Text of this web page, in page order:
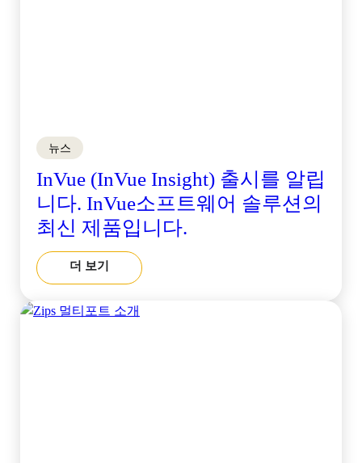
뉴스
InVue (InVue Insight) 출시를 알립
니다. InVue소프트웨어 솔루션의
최신 제품입니다.
더 보기